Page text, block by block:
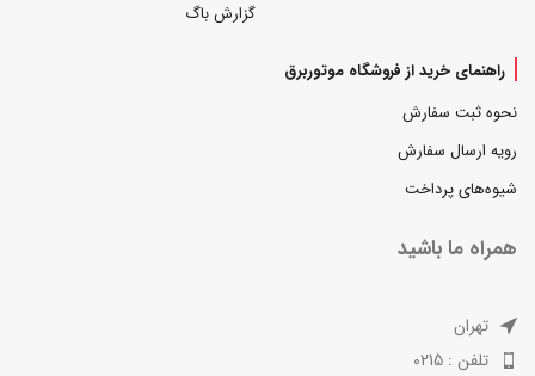
گزارش باگ
راهنمای خرید از فروشگاه موتوربرق
نحوه ثبت سفارش
رویه ارسال سفارش
شیوه‌های پرداخت
همراه ما باشید
تهران
تلفن : 0215